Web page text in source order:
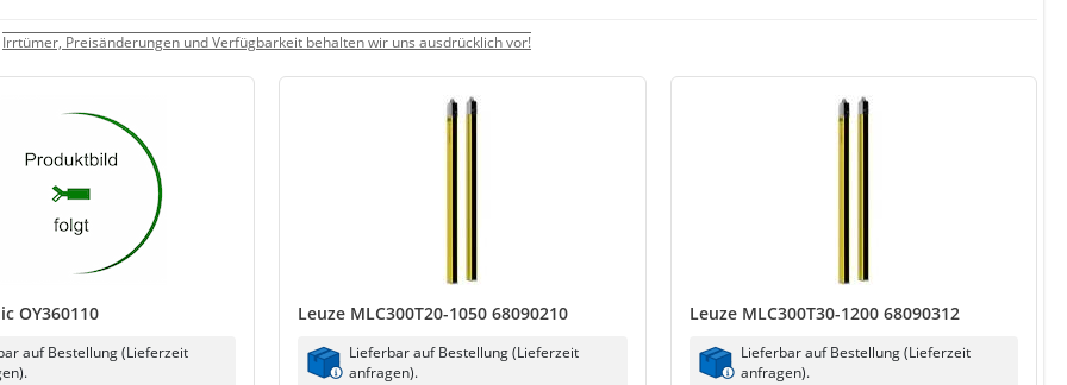
Irrtümer, Preisänderungen und Verfügbarkeit behalten wir uns ausdrücklich vor!
OY360110
auf Bestellung (Lieferzeit
Leuze MLC300T20-1050 68090210
Lieferbar auf Bestellung (Lieferzeit
anfragen).
Leuze MLC300T30-1200 68090312
Lieferbar auf Bestellung (Lieferzeit
anfragen).